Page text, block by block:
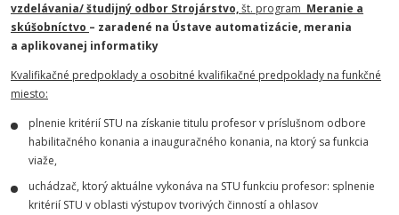
vzdelávania/ študijný odbor Strojárstvo,št. program Meranie a
skúšobníctvo – zaradené na Ústave automatizácie, merania
a aplikovanej informatiky
Kvalifikačné predpoklady a osobitné kvalifikačné predpoklady na funkčné
miesto:
plnenie kritérií STU na získanie titulu profesor v príslušnom odbore
habilitačného konania a inauguračného konania, na ktorý sa funkcia
viaže,
uchádzač, ktorý aktuálne vykonáva na STU funkciu profesor: splnenie
kritérií STU v oblasti výstupov tvorivých činností a ohlasov